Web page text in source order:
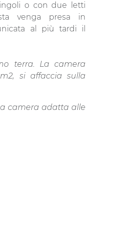
o con due letti
venga presa in
al più tardi il
terra. La camera
si affaccia sulla
camera adatta alle